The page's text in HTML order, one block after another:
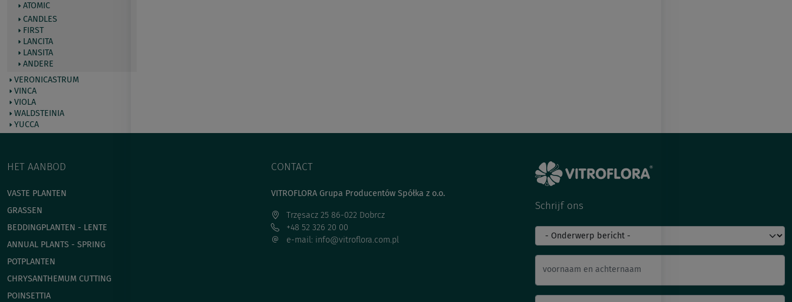
ATOMIC
CANDLES
FIRST
LANCITA
LANSITA
ANDERE
VERONICASTRUM
VINCA
VIOLA
WALDSTEINIA
YUCCA
HET AANBOD
VASTE PLANTEN
GRASSEN
BEDDINGPLANTEN - LENTE
ANNUAL PLANTS - SPRING
POTPLANTEN
СHRYSANTHEMUM CUTTING
POINSETTIA
CONTACT
VITROFLORA Grupa Producentów Spółka z o.o.
Trzęsacz 25 86-022 Dobrcz
+48 52 326 20 00
e-mail: info@vitroflora.com.pl
Schrijf ons
voornaam en achternaam